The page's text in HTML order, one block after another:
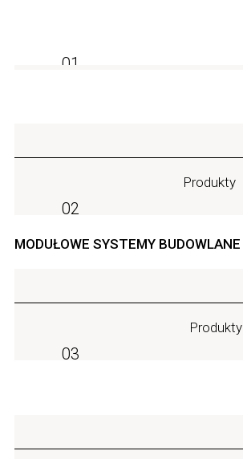
01
Produkty
02
MODUŁOWE SYSTEMY BUDOWLANE
Produkty
03